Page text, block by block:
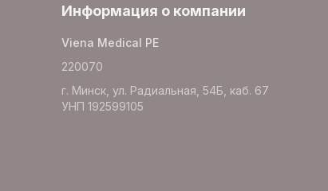
Информация о компании
Viena Medical PE
220070
г. Минск, ул. Радиальная, 54Б, каб. 67
УНП 192599105